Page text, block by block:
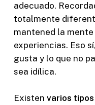
adecuado.
totalmente
mantened la
experiencias. Eso
gusta y lo que no
sea idílica.
Existen varios